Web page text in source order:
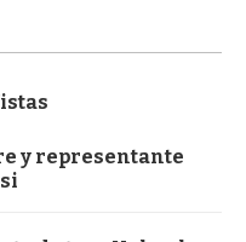
y representante